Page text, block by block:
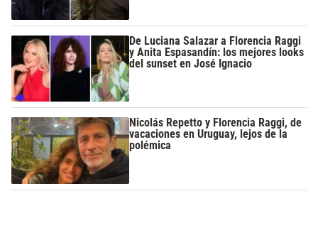
De Luciana Salazar a Florencia Raggi
y Anita Espasandín: los mejores looks
del sunset en José Ignacio
Nicolás Repetto y Florencia Raggi, de
vacaciones en Uruguay, lejos de la
polémica